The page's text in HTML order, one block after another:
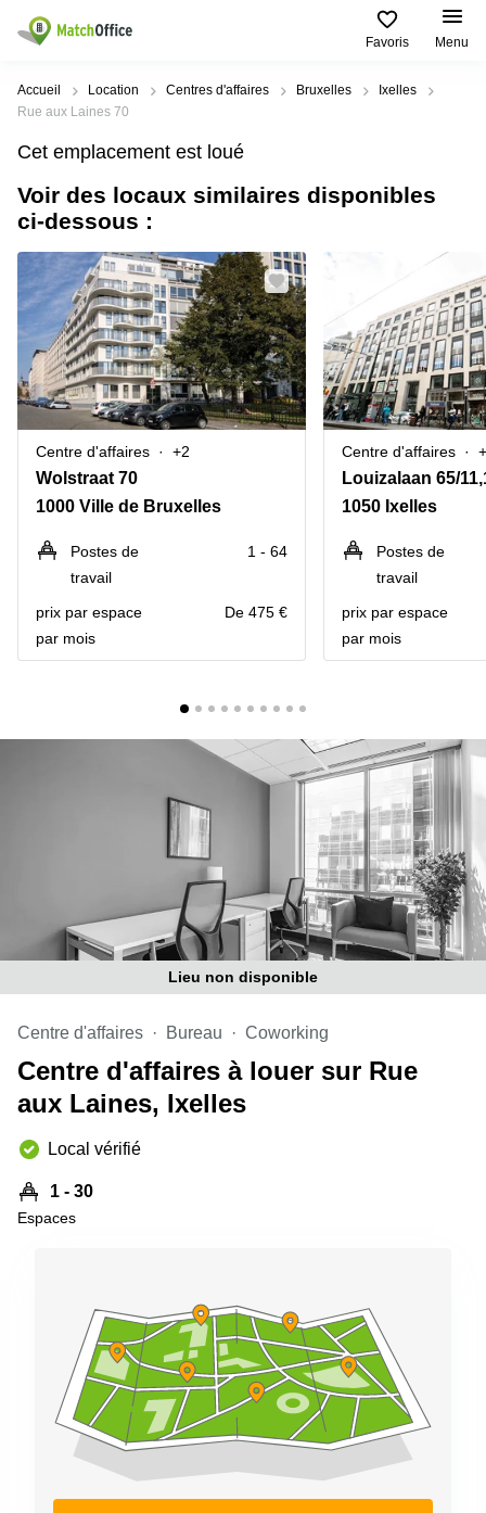
Favoris Menu
Rechercher / publier
Types
d'espaces
Bureaux
Centre
d’affaires
Coworking
Salles
de
réunion
Bureau
virtuel
Villes
Populaires
Alost
Anvers
Bruges
Bruxelles
Bruxelles
Aeroport
Gand
Hasselt
la
Neuve
Wavre
Recherches
populaires
Bureau
a louer
Bureau à
louer
Bruxelles
Bureau
a louer
Gand
Bureau
à louer
Liège
Centre
Anvers
Centre
d'affaires
Gand
Centre
Salle de
conférence
Aide
Qui sommes-nous?
Publier un bureau
Prix
Connexion
Choisissez une langue
flamand
Accueil Location Centres d'affaires Bruxelles
Ixelles
Rue aux Laines 70
Cet emplacement est loué
Voir des locaux similaires disponibles
ci-dessous :
Centre d'affaires +2
Wolstraat 70
1000 Ville de Bruxelles
Postes de
travail
1 - 64
prix par espace
par mois
De 475 €
Centre d'affaires
1050 Ixelles
Postes de
travail
prix par espace
par mois
Lieu non disponible
Centre d'affaires Bureau Coworking
Centre d'affaires à louer sur Rue
aux Laines, Ixelles
Local vérifié
1 - 30
Espaces